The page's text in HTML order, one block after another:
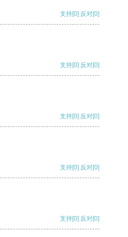
支持[0] 反对[0]
支持[0] 反对[0]
支持[0] 反对[0]
支持[0] 反对[0]
支持[0] 反对[0]